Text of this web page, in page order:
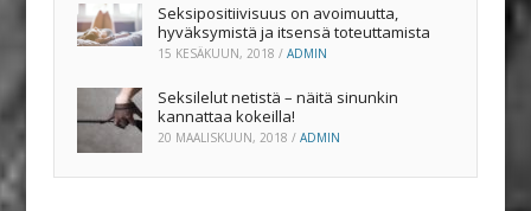
Seksipositiivisuus on avoimuutta,
hyväksymistä ja itsensä toteuttamista
15 KESÄKUUN, 2018 /ADMIN
Seksilelut netistä – näitä sinunkin
kannattaa kokeilla!
20 MAALISKUUN, 2018 /ADMIN